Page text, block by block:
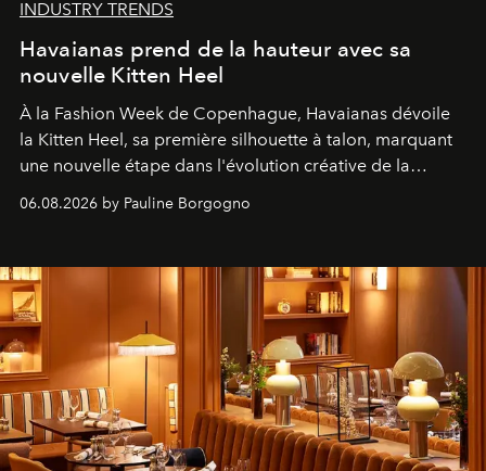
INDUSTRY TRENDS
Havaianas prend de la hauteur avec sa
nouvelle Kitten Heel
À la Fashion Week de Copenhague, Havaianas dévoile
la Kitten Heel, sa première silhouette à talon, marquant
une nouvelle étape dans l'évolution créative de la
06.08.2026 by Pauline Borgogno